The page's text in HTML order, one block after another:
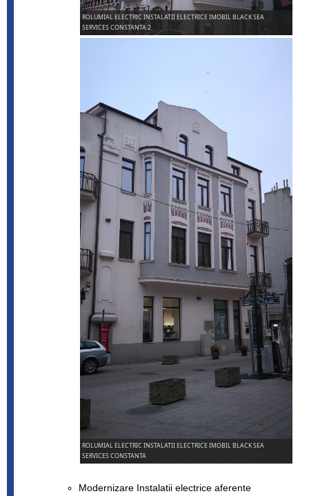
ROLUMIAL ELECTRIC INSTALATII ELECTRICE IMOBIL BLACK SEA
SERVICES CONSTANTA 2
ROLUMIAL ELECTRIC INSTALATII ELECTRICE IMOBIL BLACK SEA
SERVICES CONSTANTA
Modernizare Instalatii electrice aferente